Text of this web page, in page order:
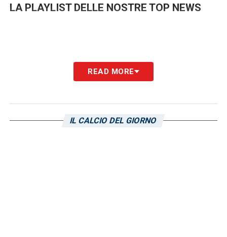
LA PLAYLIST DELLE NOSTRE TOP NEWS
READ MORE
IL CALCIO DEL GIORNO